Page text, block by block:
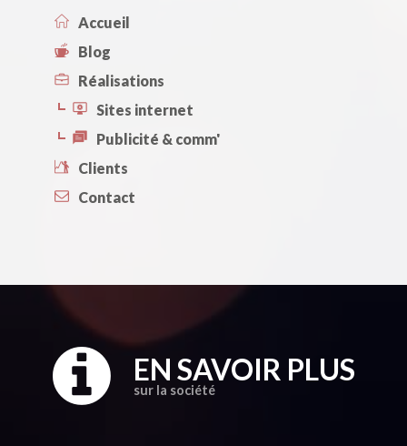
Accueil
Blog
Réalisations
Sites internet
Publicité & comm'
Clients
Contact
EN SAVOIR PLUS
sur la société